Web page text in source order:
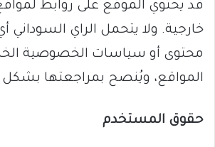
قد يحتوي الموقع على روابط
خارجية. ولا يتحمل الراي
محتوى أو سياسات الخصوصية
المواقع، ويُنصح بمراجعتها
حقوق المستخدم